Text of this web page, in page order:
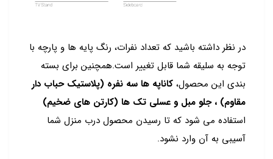
در نظر داشته باشید که تعداد نفرات، رنگ پایه ها و پارچه با
توجه به سلیقه شما قابل تغییر است.همچنین برای بسته
بندی این محصول، کاناپه ها سه نفره (پلاستیک حباب دار
مقاوم) ، جلو مبل و عسلی تک ها (کارتن های ضخیم)
استفاده می شود که تا رسیدن محصول درب منزل شما
آسیبی به آن وارد نشود.